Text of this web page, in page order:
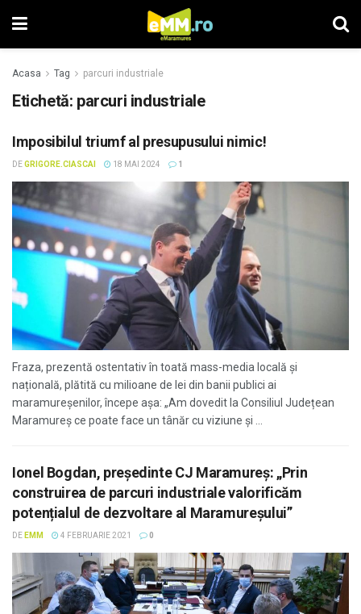
Acasa Tag parcuri industriale
Etichetă: parcuri industriale
Imposibilul triumf al presupusului nimic!
DEGRIGORE.CIASCAI 18 MAI 2024 1
Fraza, prezentă ostentativ în toată mass-media locală și
națională, plătită cu milioane de lei din banii publici ai
maramureșenilor, începe așa: „Am dovedit la Consiliul Județean
Maramureș ce poate face un tânăr cu viziune și ...
Ionel Bogdan, preşedinte CJ Maramureş: „Prin
construirea de parcuri industriale valorificăm
potențialul de dezvoltare al Maramureșului”
DE EMM 4 FEBRUARIE 2021 0